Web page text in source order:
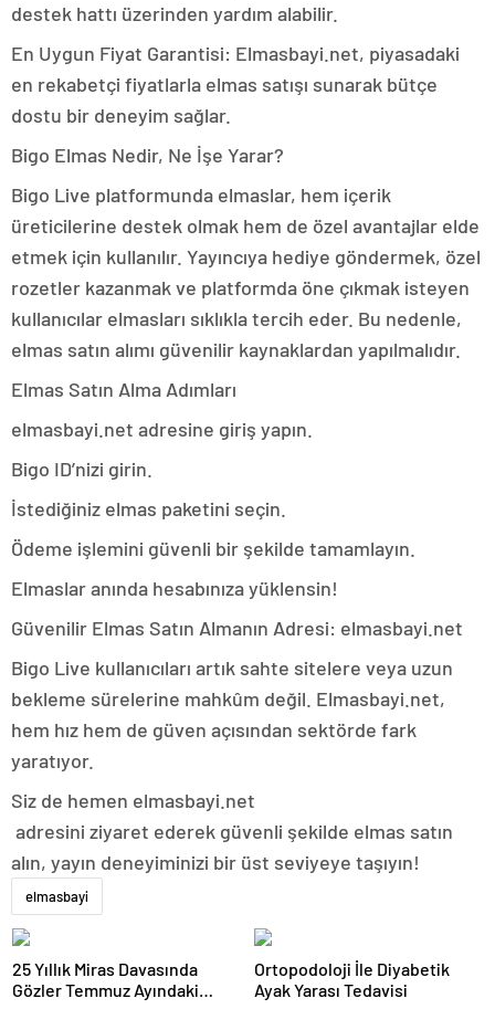
destek hattı üzerinden yardım alabilir.
En Uygun Fiyat Garantisi: Elmasbayi.net, piyasadaki
en rekabetçi fiyatlarla elmas satışı sunarak bütçe
dostu bir deneyim sağlar.
Bigo Elmas Nedir, Ne İşe Yarar?
Bigo Live platformunda elmaslar, hem içerik
üreticilerine destek olmak hem de özel avantajlar elde
etmek için kullanılır. Yayıncıya hediye göndermek, özel
rozetler kazanmak ve platformda öne çıkmak isteyen
kullanıcılar elmasları sıklıkla tercih eder. Bu nedenle,
elmas satın alımı güvenilir kaynaklardan yapılmalıdır.
Elmas Satın Alma Adımları
elmasbayi.net adresine giriş yapın.
Bigo ID’nizi girin.
İstediğiniz elmas paketini seçin.
Ödeme işlemini güvenli bir şekilde tamamlayın.
Elmaslar anında hesabınıza yüklensin!
Güvenilir Elmas Satın Almanın Adresi: elmasbayi.net
Bigo Live kullanıcıları artık sahte sitelere veya uzun
bekleme sürelerine mahkûm değil. Elmasbayi.net,
hem hız hem de güven açısından sektörde fark
yaratıyor.
Siz de hemen elmasbayi.net
adresini ziyaret ederek güvenli şekilde elmas satın
alın, yayın deneyiminizi bir üst seviyeye taşıyın!
elmasbayi
25 Yıllık Miras Davasında
Gözler Temmuz Ayındaki
Ortopodoloji İle Diyabetik
Ayak Yarası Tedavisi